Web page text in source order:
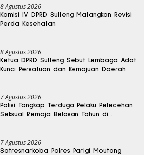
8 Agustus 2026
Komisi IV DPRD Sulteng Matangkan Revisi
Perda Kesehatan
8 Agustus 2026
Ketua DPRD Sulteng Sebut Lembaga Adat
Kunci Persatuan dan Kemajuan Daerah
7 Agustus 2026
Polisi Tangkap Terduga Pelaku Pelecehan
Seksual Remaja Belasan Tahun di
7 Agustus 2026
Satresnarkoba Polres Parigi Moutong